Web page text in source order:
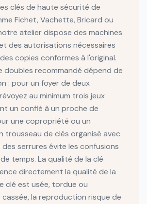
clés de haute sécurité de
Fichet, Vachette, Bricard ou
atelier dispose des machines
des autorisations nécessaires
copies conformes à l'original.
doubles recommandé dépend de
: pour un foyer de deux
au minimum trois jeux
un confié à un proche de
une copropriété ou un
trousseau de clés organisé avec
serrures évite les confusions
temps. La qualité de la clé
directement la qualité de la
clé est usée, tordue ou
la reproduction risque de